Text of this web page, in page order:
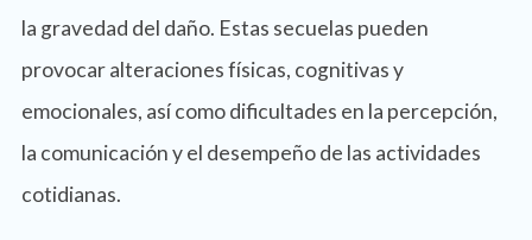
la gravedad del daño. Estas secuelas pueden
provocar alteraciones físicas, cognitivas y
emocionales, así como dificultades en la percepción,
la comunicación y el desempeño de las actividades
cotidianas.